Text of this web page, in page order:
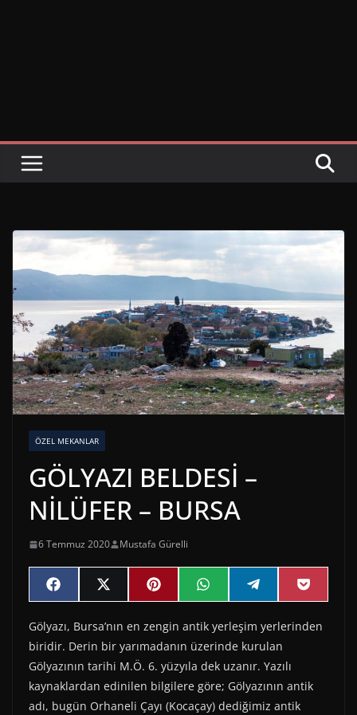
ÖZEL MEKANLAR
GÖLYAZI BELDESİ –
NİLÜFER – BURSA
6 Temmuz 2020 Mustafa Gürelli
Share
on
F
a
e
b
o
o
k
Share
on
X
(
w
i
t
t
e
r
)
Share
on
P
i
t
e
r
e
s
t
Share
on
W
h
t
s
A
p
p
Share
on
e
e
g
r
a
m
Share
on
P
o
k
Gölyazı, Bursa’nın en zengin antik yerleşim yerlerinden
biridir. Derin bir yarımadanın üzerinde kurulan
Gölyazının tarihi M.Ö. 6. yüzyıla dek uzanır. Yazılı
kaynaklardan edinilen bilgilere göre; Gölyazının antik
adı, bugün Orhaneli Çayı (Kocaçay) dediğimiz antik